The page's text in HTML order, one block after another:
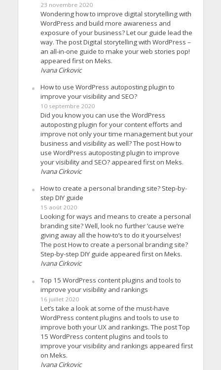
23 novembre 2020
Wondering how to improve digital storytelling with
WordPress and build more awareness and
exposure of your business? Let our guide lead the
way. The post Digital storytelling with WordPress –
an all-in-one guide to make your web stories pop!
appeared first on Meks.
Ivana Cirkovic
How to use WordPress autoposting plugin to
improve your visibility and SEO?
10 septembre 2020
Did you know you can use the WordPress
autoposting plugin for your content efforts and
improve not only your time management but your
business and visibility as well? The post How to
use WordPress autoposting plugin to improve
your visibility and SEO? appeared first on Meks.
Ivana Cirkovic
How to create a personal branding site? Step-by-
step DIY guide
15 août 2020
Looking for ways and means to create a personal
branding site? Well, look no further ’cause we’re
giving away all the how-to’s to do it yourselves!
The post How to create a personal branding site?
Step-by-step DIY guide appeared first on Meks.
Ivana Cirkovic
Top 15 WordPress content plugins and tools to
improve your visibility and rankings
16 juillet 2020
Let’s take a look at some of the must-have
WordPress content plugins and tools to use to
improve both your UX and rankings. The post Top
15 WordPress content plugins and tools to
improve your visibility and rankings appeared first
on Meks.
Ivana Cirkovic